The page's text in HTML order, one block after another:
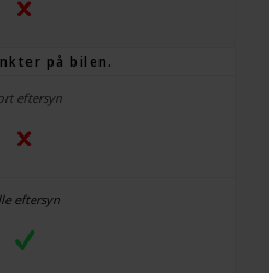
på bilen.